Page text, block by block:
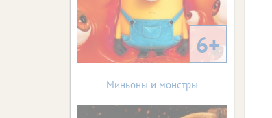
6+
Миньоны и монстры